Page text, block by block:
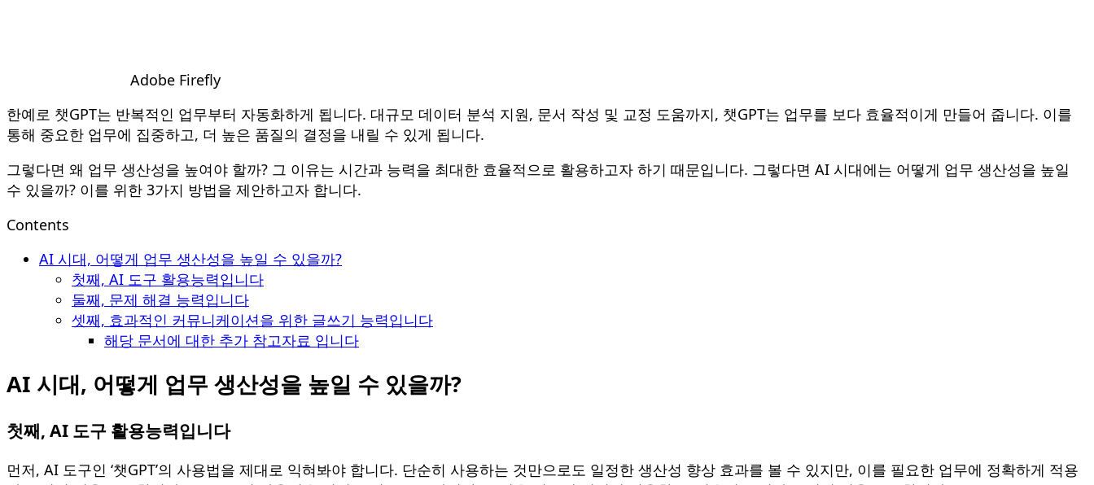
Adobe Firefly
한예로 챗GPT는 반복적인 업무부터 자동화하게 됩니다. 대규모 데이터 분석 지원, 문서 작성 및 교정 도움까지, 챗GPT는 업무를 보다 효율적이게 만들어 줍니다. 이를
통해 중요한 업무에 집중하고, 더 높은 품질의 결정을 내릴 수 있게 됩니다.
그렇다면 왜 업무 생산성을 높여야 할까? 그 이유는 시간과 능력을 최대한 효율적으로 활용하고자 하기 때문입니다. 그렇다면 AI 시대에는 어떻게 업무 생산성을 높일
수 있을까? 이를 위한 3가지 방법을 제안하고자 합니다.
Contents
AI 시대, 어떻게 업무 생산성을 높일 수 있을까?
첫째, AI 도구 활용능력입니다
둘째, 문제 해결 능력입니다
셋째, 효과적인 커뮤니케이션을 위한 글쓰기 능력입니다
해당 문서에 대한 추가 참고자료 입니다
AI 시대, 어떻게 업무 생산성을 높일 수 있을까?
첫째, AI 도구 활용능력입니다
먼저, AI 도구인 ‘챗GPT’의 사용법을 제대로 익혀봐야 합니다. 단순히 사용하는 것만으로도 일정한 생산성 향상 효과를 볼 수 있지만, 이를 필요한 업무에 정확하게 적용